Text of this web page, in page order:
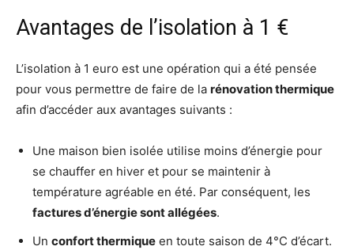
Avantages de l’isolation à 1 €
L’isolation à 1 euro est une opération qui a été pensée
pour vous permettre de faire de la rénovation thermique
afin d’accéder aux avantages suivants :
Une maison bien isolée utilise moins d’énergie pour
se chauffer en hiver et pour se maintenir à
température agréable en été. Par conséquent, les
factures d’énergie sont allégées.
Un confort thermique en toute saison de 4°C d’écart.